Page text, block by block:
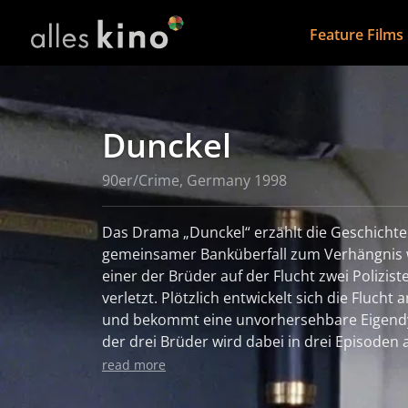
Feature Films
Dunckel
90er/Crime, Germany 1998
Das Drama „Dunckel“ erzählt die
gemeinsamer Banküberfall zum
einer der Brüder auf der Flucht zwei
verletzt. Plötzlich entwickelt sich die Flucht
und bekommt eine unvorhersehbare
der drei Brüder wird dabei in drei Episoden
drei Protagonisten erzählt. Die Schauspieler
Dunckel, Oliver Korittke als Freddy Dunckel
read more